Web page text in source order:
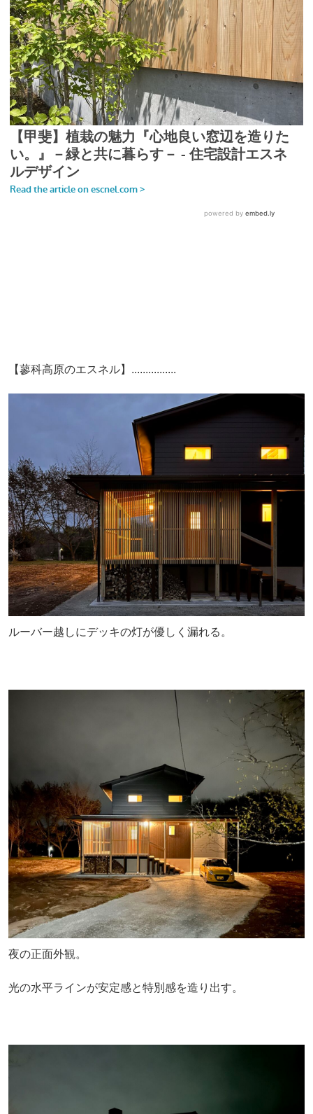
【蓼科高原のエスネル】................
ルーバー越しにデッキの灯が優しく漏れる。
夜の正面外観。
光の水平ラインが安定感と特別感を造り出す。